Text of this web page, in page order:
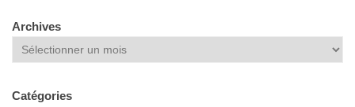
Archives
Archives
Catégories